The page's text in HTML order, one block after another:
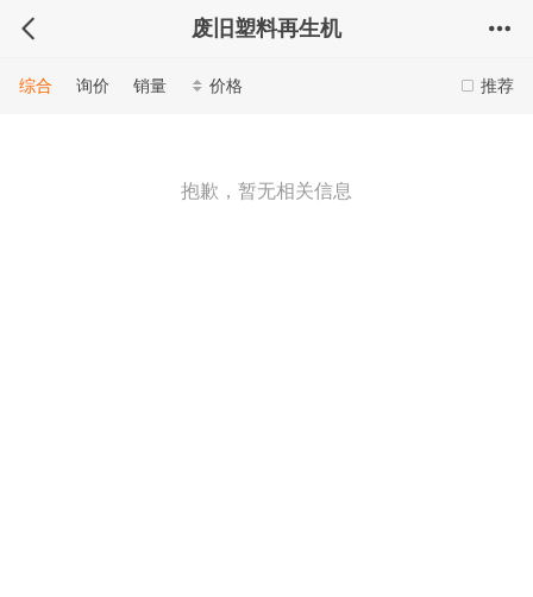
废旧塑料再生机
推荐
综合 询价 销量 价格
抱歉，暂无相关信息